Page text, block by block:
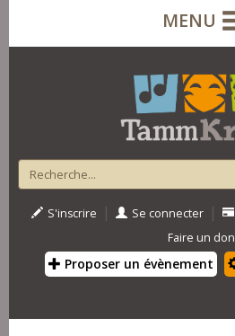
MENU
S'inscrire | Se connecter |
Faire un don
Proposer un évènement